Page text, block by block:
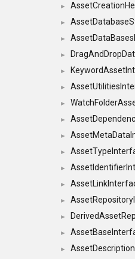
►
►
►
►
►
►
►
►
►
►
►
►
►
►
►
►